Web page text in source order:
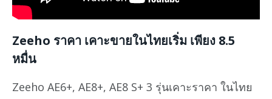
Zeeho ราคา เคาะขายในไทยเริ่ม เพียง 8.5
หมื่น
Zeeho AE6+, AE8+, AE8 S+ 3 รุ่นเคาะราคา ในไทย